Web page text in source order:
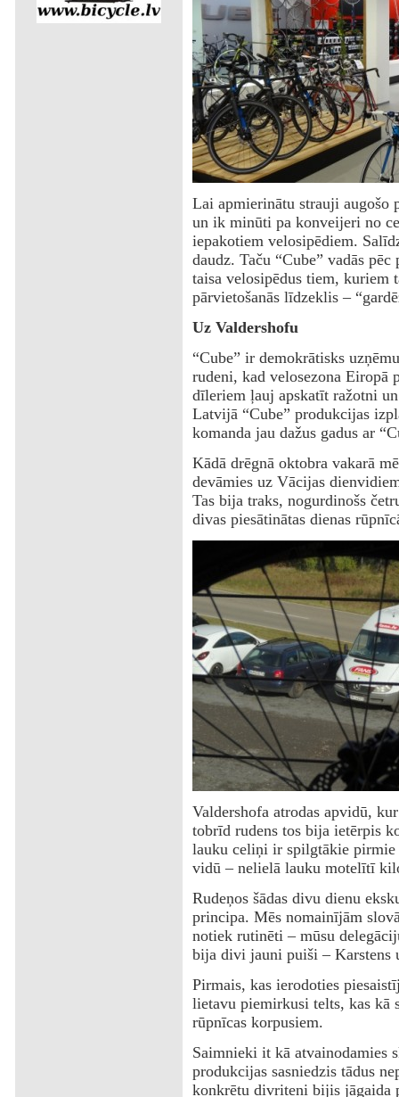
Lai apmierinātu strauji augošo
un ik minūti pa konveijeri no
iepakotiem velosipēdiem.
daudz. Taču “Cube” vadās
taisa velosipēdus tiem, kuriem
pārvietošanās līdzeklis –
Uz Valdershofu
“Cube” ir demokrātisks
rudeni, kad velosezona Eiropā
dīleriem ļauj apskatīt ražotni
Latvijā “Cube” produkcijas
komanda jau dažus gadus ar
Kādā drēgnā oktobra vakarā
devāmies uz Vācijas
Tas bija traks, nogurdinošs
divas piesātinātas dienas
Valdershofa atrodas apvidū,
tobrīd rudens tos bija ietērpis
lauku celiņi ir spilgtākie pirmie
vidū – nelielā lauku motelītī
Rudeņos šādas divu dienu
principa. Mēs nomainījām
notiek rutinēti – mūsu
bija divi jauni puiši – Karstens
Pirmais, kas ierodoties
lietavu piemirkusi telts, kas kā
rūpnīcas korpusiem.
Saimnieki it kā atvainodamies
produkcijas sasniedzis tādus
konkrētu divriteni bijis jāgaida